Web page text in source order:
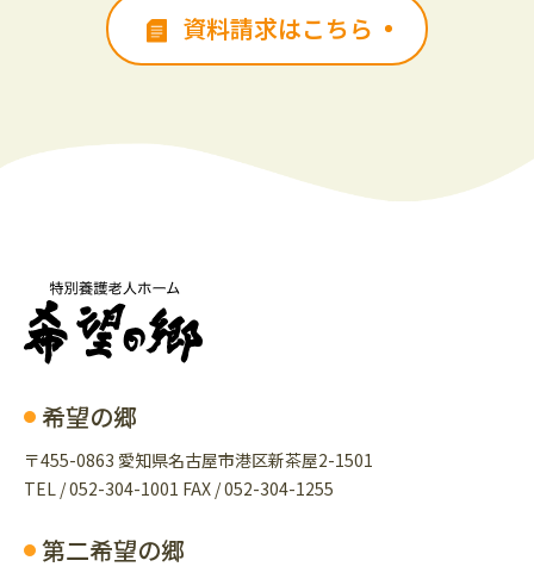
資料請求はこちら
希望の郷
〒455-0863 愛知県名古屋市港区新茶屋2-1501
TEL / 052-304-1001 FAX / 052-304-1255
第二希望の郷